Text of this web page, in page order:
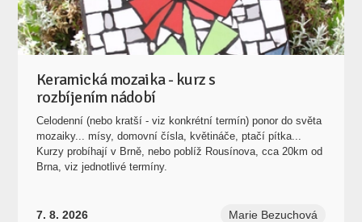
Keramická mozaika - kurz s
rozbíjením nádobí
Celodenní (nebo kratší - viz konkrétní termín) ponor do světa
mozaiky... mísy, domovní čísla, květináče, ptačí pítka...
Kurzy probíhají v Brně, nebo poblíž Rousínova, cca 20km od
Brna, viz jednotlivé termíny.
7. 8. 2026 Marie Bezuchová